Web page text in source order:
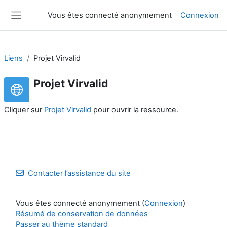
Vous êtes connecté anonymement Connexion
Liens Projet Virvalid
Projet Virvalid
Cliquer sur Projet Virvalid pour ouvrir la ressource.
Contacter l’assistance du site
Vous êtes connecté anonymement (Connexion)
Résumé de conservation de données
Passer au thème standard